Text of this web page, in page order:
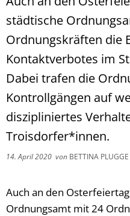
städtische
Ordnungskräften die
Kontaktverbotes im
Dabei trafen die
Kontrollgängen auf
diszipliniertes
Troisdorfer*innen.
14. April 2020 von BETTINA PLUGGE
Auch an den
Ordnungsamt mit 24